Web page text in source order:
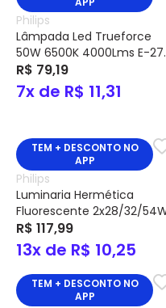
Philips
Lâmpada Led Trueforce
50W 6500K 4000Lms E-27
TFH50WE27MVF Cód.
929003758812 – Philips
R$ 79,19
7x de R$ 11,31
TEM + DESCONTO NO
APP
Philips
Luminaria Hermética
Fluorescente 2x28/32/
TCW063-2XTLD/TL5 IP65
9190530555552 - Philips
R$ 117,99
13x de R$ 10,25
TEM + DESCONTO NO
APP